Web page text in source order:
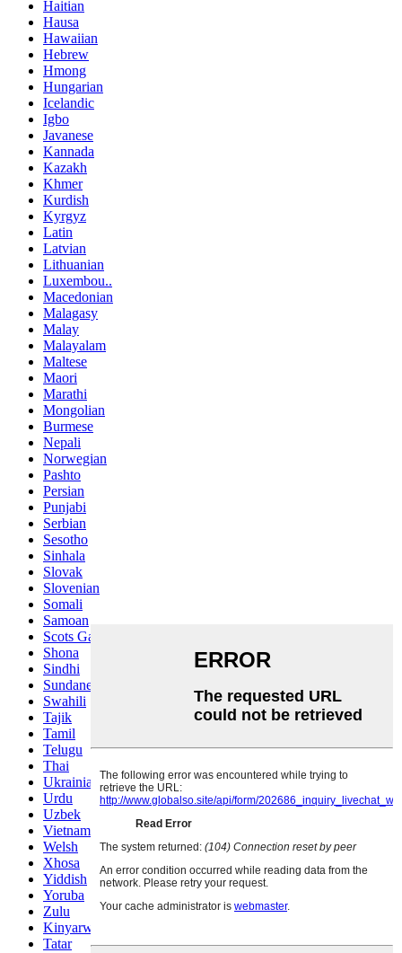
Haitian
Hausa
Hawaiian
Hebrew
Hmong
Hungarian
Icelandic
Igbo
Javanese
Kannada
Kazakh
Khmer
Kurdish
Kyrgyz
Latin
Latvian
Lithuanian
Luxembou..
Macedonian
Malagasy
Malay
Malayalam
Maltese
Maori
Marathi
Mongolian
Burmese
Nepali
Norwegian
Pashto
Persian
Punjabi
Serbian
Sesotho
Sinhala
Slovak
Slovenian
Somali
Samoan
Scots Gaelic
Shona
Sindhi
Sundanese
Swahili
Tajik
Tamil
Telugu
Thai
Ukrainian
Urdu
Uzbek
Vietnamese
Welsh
Xhosa
Yiddish
Yoruba
Zulu
Kinyarwanda
Tatar